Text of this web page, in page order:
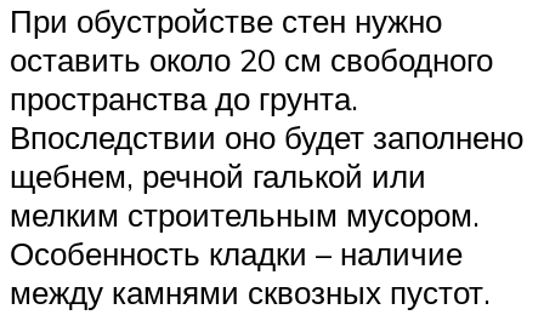
При обустройстве стен нужно
оставить около 20 см свободного
пространства до грунта.
Впоследствии оно будет заполнено
щебнем, речной галькой или
мелким строительным мусором.
Особенность кладки – наличие
между камнями сквозных пустот.